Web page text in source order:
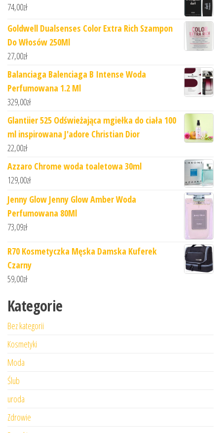
74,00zł
Goldwell Dualsenses Color Extra Rich Szampon
Do Włosów 250Ml
27,00zł
Balanciaga Balenciaga B Intense Woda
Perfumowana 1.2 Ml
329,00zł
Glantiier 525 Odświeżająca mgiełka do ciała 100
ml inspirowana J'adore Christian Dior
22,00zł
Azzaro Chrome woda toaletowa 30ml
129,00zł
Jenny Glow Jenny Glow Amber Woda
Perfumowana 80Ml
73,09zł
R70 Kosmetyczka Męska Damska Kuferek
Czarny
59,00zł
Kategorie
Bez kategorii
Kosmetyki
Moda
Ślub
uroda
Zdrowie